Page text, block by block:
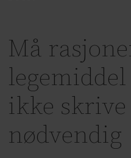
Må
ikke
nødvendig